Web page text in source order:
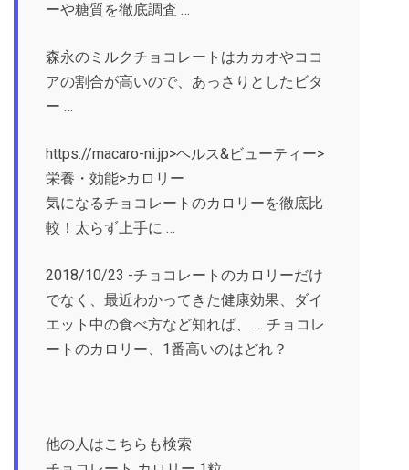
ーや糖質を徹底調査 …
森永のミルクチョコレートはカカオやココ
アの割合が高いので、あっさりとしたビタ
ー …
https://macaro-ni.jp>ヘルス&ビューティー>
栄養・効能>カロリー
気になるチョコレートのカロリーを徹底比
較！太らず上手に …
2018/10/23 -チョコレートのカロリーだけ
でなく、最近わかってきた健康効果、ダイ
エット中の食べ方など知れば、 … チョコレ
ートのカロリー、1番高いのはどれ？
他の人はこちらも検索